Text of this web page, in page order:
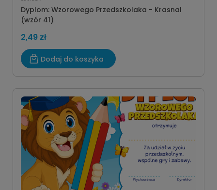
Dyplom: Wzorowego Przedszkolaka - Krasnal
(wzór 41)
2,49 zł
Dodaj do koszyka